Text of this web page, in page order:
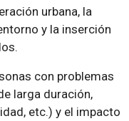
urbana, la
y la inserción
con problemas
larga duración,
etc.) y el impacto